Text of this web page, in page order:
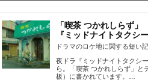
「喫茶 つかれしらず」
『ミッドナイトタクシー
ドラマのロケ地に関する短い記
夜ドラ『ミッドナイトタクシ
ら。「喫茶 つかれしらず」と
板）に書かれています。…